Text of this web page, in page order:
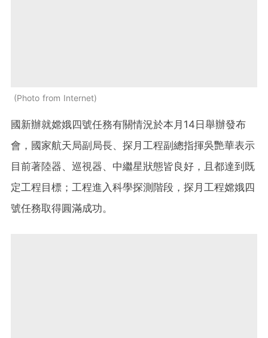
Photo from Internet
國新辦就嫦娥四號任務有關情況於本月14日舉辦發布
會，國家航天局副局長、探月工程副總指揮吳艷華表示
目前著陸器、巡視器、中繼星狀態皆良好，且都達到既
定工程目標；工程進入科學探測階段，探月工程嫦娥四
號任務取得圓滿成功。